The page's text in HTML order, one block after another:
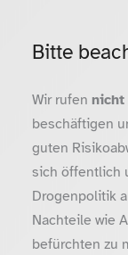
Bitte
Wir rufen nicht
beschäftigen
guten
sich öffentlich
Drogenpolitik
Nachteile wie
befürchten zu